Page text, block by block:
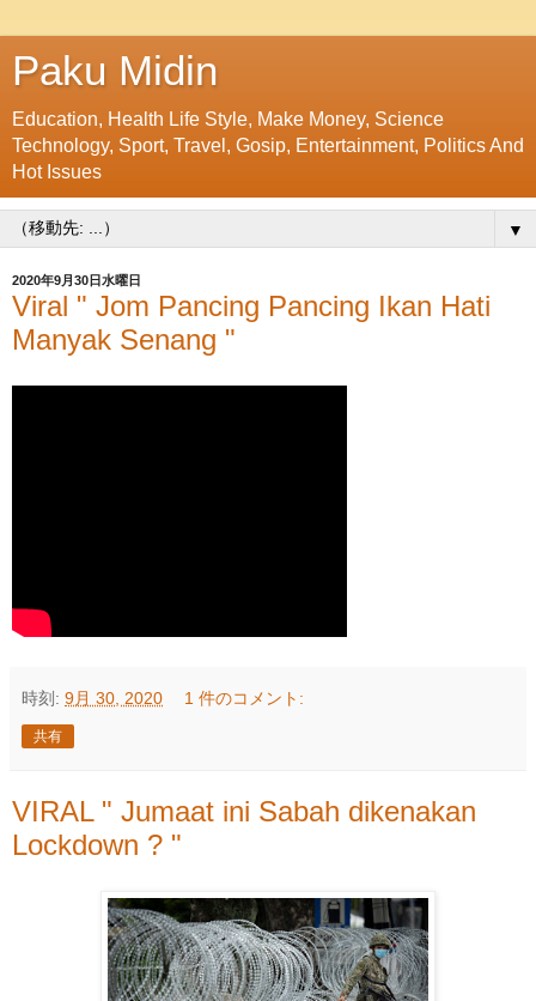
Paku Midin
Education, Health Life Style, Make Money, Science
Technology, Sport, Travel, Gosip, Entertainment, Politics And
Hot Issues
▼
2020年9月30日水曜日
Viral " Jom Pancing Pancing Ikan Hati
Manyak Senang "
時刻: 9月 30, 2020 1 件のコメント:
共有
VIRAL " Jumaat ini Sabah dikenakan
Lockdown ? "